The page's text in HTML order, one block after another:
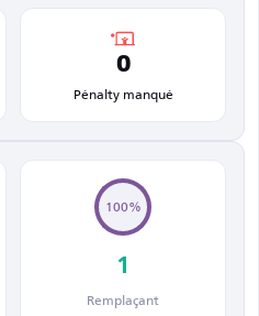
0
Pénalty manqué
100%
1
Remplaçant